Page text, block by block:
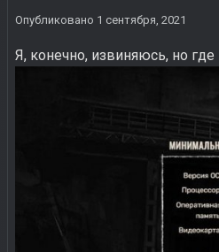
Опубликовано 1 сентября, 2021
Я, конечно, извиняюсь, но где